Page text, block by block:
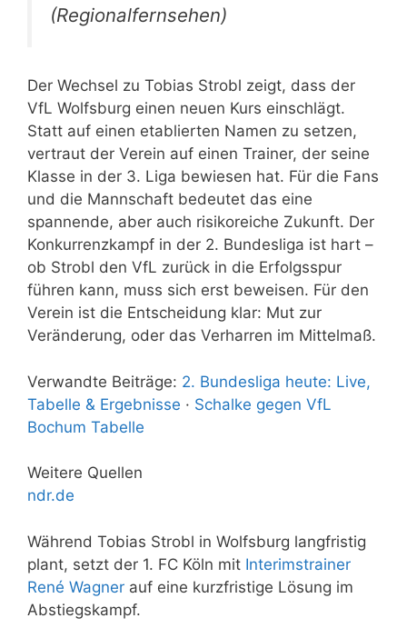
(Regionalfernsehen)
Der Wechsel zu Tobias Strobl zeigt, dass der
VfL Wolfsburg einen neuen Kurs einschlägt.
Statt auf einen etablierten Namen zu setzen,
vertraut der Verein auf einen Trainer, der seine
Klasse in der 3. Liga bewiesen hat. Für die Fans
und die Mannschaft bedeutet das eine
spannende, aber auch risikoreiche Zukunft. Der
Konkurrenzkampf in der 2. Bundesliga ist hart –
ob Strobl den VfL zurück in die Erfolgsspur
führen kann, muss sich erst beweisen. Für den
Verein ist die Entscheidung klar: Mut zur
Veränderung, oder das Verharren im Mittelmaß.
Verwandte Beiträge: 2. Bundesliga heute: Live,
Tabelle & Ergebnisse · Schalke gegen VfL
Bochum Tabelle
Weitere Quellen
ndr.de
Während Tobias Strobl in Wolfsburg langfristig
plant, setzt der 1. FC Köln mit Interimstrainer
René Wagner auf eine kurzfristige Lösung im
Abstiegskampf.